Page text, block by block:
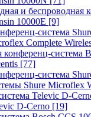
и беспроводная
10000E [9]
система
Complete
система
[77]
система
Shure Microflex
Televic D-
D-Cerno [19]